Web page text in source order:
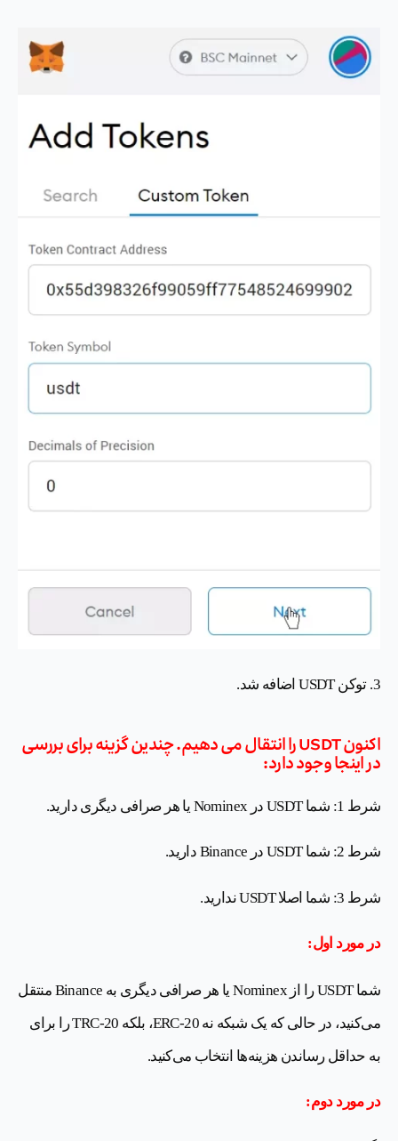
3. توکن USDT اضافه شد.
اکنون USDT را انتقال می دهیم. چندین گزینه برای بررسی
در اینجا وجود دارد:
شرط 1: شما USDT در Nominex یا هر صرافی دیگری دارید.
شرط 2: شما USDT در Binance دارید.
شرط 3: شما اصلا USDT ندارید.
در مورد اول:
شما USDT را از Nominex یا هر صرافی دیگری به Binance منتقل
می‌کنید، در حالی که یک شبکه نه ERC-20، بلکه TRC-20 را برای
به حداقل رساندن هزینه‌ها انتخاب می‌کنید.
در مورد دوم: